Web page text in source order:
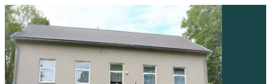
Pāriet
uz
saturu